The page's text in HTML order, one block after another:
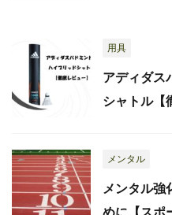
用具
アディダ
シャトル【
メンタル
メンタル強
めに【スポ